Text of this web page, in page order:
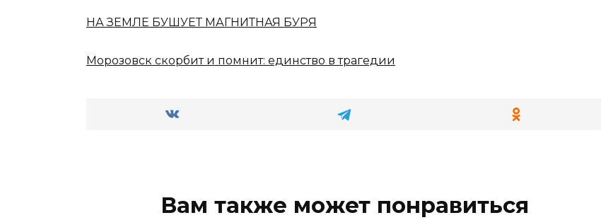
НА ЗЕМЛЕ БУШУЕТ МАГНИТНАЯ БУРЯ
Морозовск скорбит и помнит: единство в трагедии
Вам также может понравиться